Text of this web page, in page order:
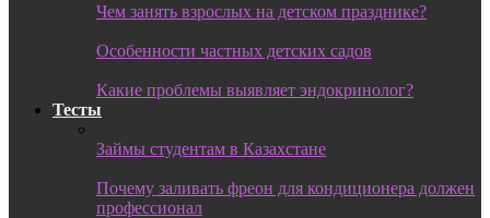
Чем занять взрослых на детском празднике?
Особенности частных детских садов
Какие проблемы выявляет эндокринолог?
Тесты
Займы студентам в Казахстане
Почему заливать фреон для кондиционера должен
профессионал